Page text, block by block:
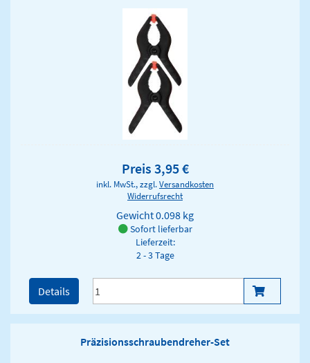
Preis 3,95 €
inkl. MwSt., zzgl.Versandkosten
Widerrufsrecht
Gewicht0.098 kg
Sofort lieferbar
Lieferzeit:
2 - 3 Tage
Details
Präzisionsschraubendreher-Set